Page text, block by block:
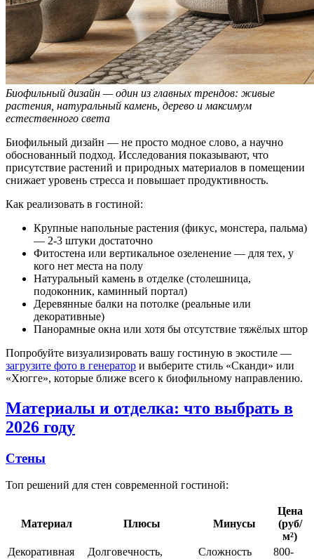
Биофильный дизайн — один из главных трендов: живые
растения, натуральный камень, дерево и максимум
естественного света
Биофильный дизайн — не просто модное слово, а научно
обоснованный подход. Исследования показывают, что
присутствие растений и природных материалов в помещении
снижает уровень стресса и повышает продуктивность.
Как реализовать в гостиной:
Крупные напольные растения (фикус, монстера, пальма)
— 2-3 штуки достаточно
Фитостена или вертикальное озеленение — для тех, у
кого нет места на полу
Натуральный камень в отделке (столешница,
подоконник, каминный портал)
Деревянные балки на потолке (реальные или
декоративные)
Панорамные окна или хотя бы отсутствие тяжёлых штор
Попробуйте визуализировать вашу гостиную в экостиле —
загрузите фото в генератор и выберите стиль «Сканди» или
«Хюгге», которые ближе всего к биофильному направлению.
Материалы и отделка: что выбрать в
2026 году
Стены
Топ решений для стен современной гостиной:
Материал Плюсы Минусы
Цена
(руб/
м²)
Декоративная
Долговечность,
Сложность
800-